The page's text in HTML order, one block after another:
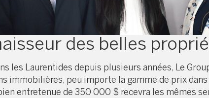
des belles
les Laurentides depuis plusieurs années, Le
immobilières, peu importe la gamme de prix
entretenue de 350 000 $ recevra les mêmes